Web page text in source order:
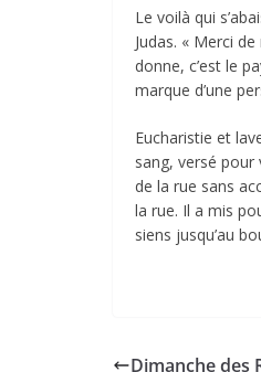
Le voilà qui
Judas. « Merci
donne, c’est le
marque d’une
Eucharistie et
sang, versé pour
de la rue sans
la rue. Il a mis
siens jusqu’au
Dimanche des